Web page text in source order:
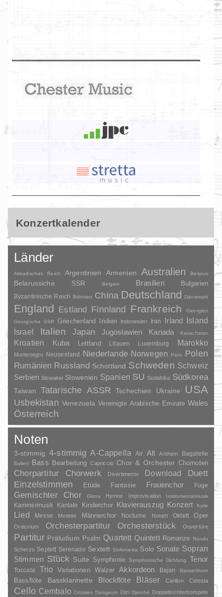
Konzertkalender
Länder
Akkadisches Reich Argentinien Armenien Australien Belarus
Belarussiche SSR Belgien Brasilien Bulgarien
Byzantinische Reich Böhmen China Deutschland Dänemark
England Estland Finnland Frankreich
Georgien
Georgische SSR
Griechenland Indien Indonesien Iran Irland
Island
Israel
Italien Japan Jugoslawien Kanada Kasachstan
Kroatien Kuba Lettland Litauen Luxemburg Marokko
Montenegro Neuseeland Niederlande Norwegen Peru
Polen
Rumänien Russland Schottland Schweden Schweiz
Serbien Slowakei Slowenien Spanien SU Südafrika Südkorea
Taiwan Tatarische ASSR Tschechien Ukraine USA
Usbekistan Venezuela Vereinigte Arabische Emirate Wales
Österreich
Noten
3-stimmig 4-stimmig A-Cappella Air Alt Anthem Bagatelle
Ballett Bass Bearbeitung Capriccio Chor & Orchester Chornoten
Chorpartitur Chorwerk Divertimento Download
Duett
Einzelstimmen
Etüde Fantasie Frauenchor Fuge
Gemischter Chor Gloria Hymne Improvisation Instrumentalmusik
Kammermusik Kantate Kinderchor Klavierauszug Konzert Kyrie
Lied Messe Motette Männerchor Nocturne Nonett Oktett Oper
Oratorium Orchesterpartitur Orchesterstück Ouvertüre
Partitur Präludium Psalm Quartett Quintett Romanze Rondo
Scherzo Septett Serenade Sextett Sinfonietta Solo Sonate Sopran
Stimmen Stück Suite Symphonie Symphonische Dichtung Tenor
Toccata Trio Variationen Walzer Akkordeon Bajan Bassetthorn
Bassflöte Bassklarinette Blockflöte Bläser Carillon Celesta
Cello Cembalo Crotales Daegeum Dizi Djembé Doppeltrichtertrompete